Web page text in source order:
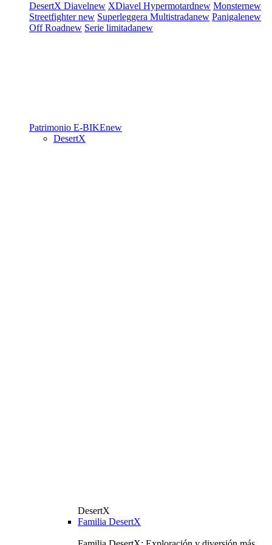
DesertX Diavelnew XDiavel Hypermotardnew Monsternew
Streetfighternew Superleggera Multistradanew Panigalenew
Off Roadnew Serie limitadanew
Patrimonio E-BIKEnew
DesertX
DesertX
Familia DesertX